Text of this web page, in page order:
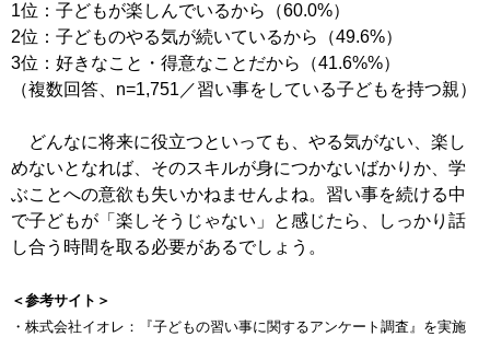
1位：子どもが楽しんでいるから（60.0%）
2位：子どものやる気が続いているから（49.6%）
3位：好きなこと・得意なことだから（41.6%%）
（複数回答、n=1,751／習い事をしている子どもを持つ親）
どんなに将来に役立つといっても、やる気がない、楽し
めないとなれば、そのスキルが身につかないばかりか、学
ぶことへの意欲も失いかねませんよね。習い事を続ける中
で子どもが「楽しそうじゃない」と感じたら、しっかり話
し合う時間を取る必要があるでしょう。
＜参考サイト＞
・株式会社イオレ：『子どもの習い事に関するアンケート調査』を実施